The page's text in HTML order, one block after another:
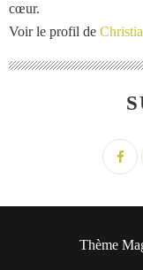
cœur.
Voir le profil de
Thème